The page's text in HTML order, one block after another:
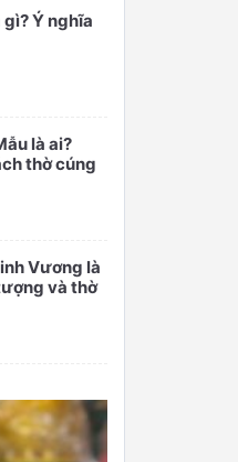
Ý nghĩa
là ai?
thờ cúng
Vương là
và thờ